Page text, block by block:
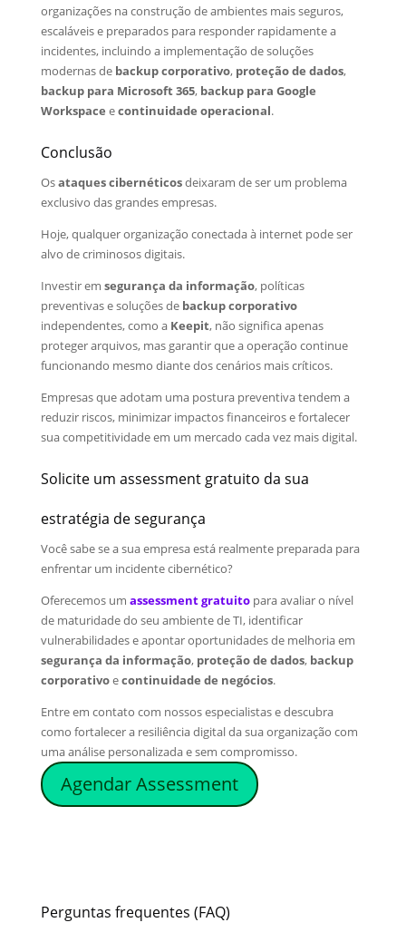
organizações na construção de ambientes mais seguros,
escaláveis e preparados para responder rapidamente a
incidentes, incluindo a implementação de soluções
modernas de backup corporativo, proteção de dados,
backup para Microsoft 365, backup para Google
Workspace econtinuidade operacional.
Conclusão
Osataques cibernéticosdeixaram de ser um problema
exclusivo das grandes empresas.
Hoje, qualquer organização conectada à internet pode ser
alvo de criminosos digitais.
Investir em segurança da informação, políticas
preventivas e soluções de backup corporativo
independentes, como a Keepit, não significa apenas
proteger arquivos, mas garantir que a operação continue
funcionando mesmo diante dos cenários mais críticos.
Empresas que adotam uma postura preventiva tendem a
reduzir riscos, minimizar impactos financeiros e fortalecer
sua competitividade em um mercado cada vez mais digital.
Solicite um assessment gratuito da sua
estratégia de segurança
Você sabe se a sua empresa está realmente preparada para
enfrentar um incidente cibernético?
Oferecemos um assessment gratuitopara avaliar o nível
de maturidade do seu ambiente de TI, identificar
vulnerabilidades e apontar oportunidades de melhoria em
segurança da informação, proteção de dados, backup
corporativoecontinuidade de negócios.
Entre em contato com nossos especialistas e descubra
como fortalecer a resiliência digital da sua organização com
uma análise personalizada e sem compromisso.
Agendar Assessment
Perguntas frequentes (FAQ)